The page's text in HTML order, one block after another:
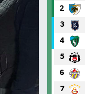
2
3
4
5
6
7